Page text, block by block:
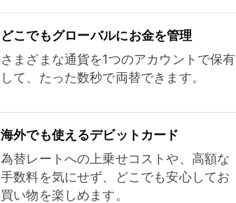
どこでもグ⁠ロ⁠ー⁠バ⁠ルにお金を管理
さまざまな通貨を1つのアカウントで保有
して、たった数秒で両替できます。
海外でも使えるデビットカード
為替レートへの上乗せコストや、高額な
手数料を気にせず、どこでも安心してお
買い物を楽しめます。